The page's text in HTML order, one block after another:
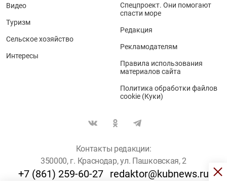
Видео
Туризм
Сельское хозяйство
Интересы
Спецпроект. Они помогают
спасти море
Редакция
Рекламодателям
Правила использования
материалов сайта
Политика обработки файлов
cookie (Куки)
Контакты редакции:
350000, г. Краснодар, ул. Пашковская, 2
+7 (861) 259-60-27 redaktor@kubnews.ru